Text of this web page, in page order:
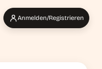
Anmelden/Registrieren